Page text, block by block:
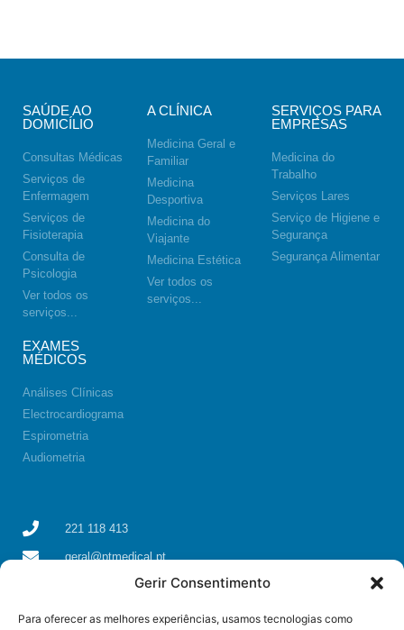
Gerir Consentimento
Para oferecer as melhores experiências, usamos tecnologias como
SAÚDE AO
DOMICÍLIO
Consultas Médicas
Serviços de
Enfermagem
Serviços de
Fisioterapia
Consulta de
Psicologia
Ver todos os
serviços...
A CLÍNICA
Medicina Geral e
Familiar
Medicina
Desportiva
Medicina do
Viajante
Medicina Estética
Ver todos os
serviços...
SERVIÇOS PARA
EMPRESAS
Medicina do
Trabalho
Serviços Lares
Serviço de Higiene e
Segurança
Segurança Alimentar
EXAMES
MÉDICOS
Análises Clínicas
Electrocardiograma
Espirometria
Audiometria
221 118 413
geral@ptmedical.pt
Rua dos Coriscos 39, 4425-051 Águas Santas, Maia